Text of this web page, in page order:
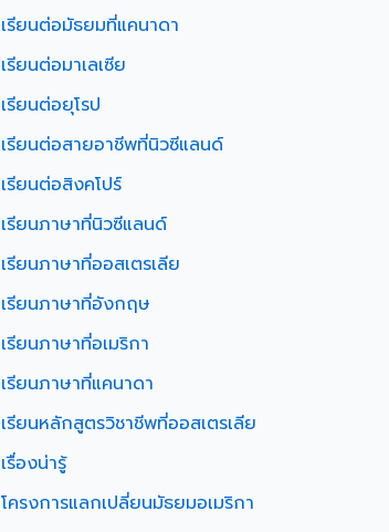
เรียนต่อมัธยมที่แคนาดา
เรียนต่อมาเลเซีย
เรียนต่อยุโรป
เรียนต่อสายอาชีพที่นิวซีแลนด์
เรียนต่อสิงคโปร์
เรียนภาษาที่นิวซีแลนด์
เรียนภาษาที่ออสเตรเลีย
เรียนภาษาที่อังกฤษ
เรียนภาษาที่อเมริกา
เรียนภาษาที่แคนาดา
เรียนหลักสูตรวิชาชีพที่ออสเตรเลีย
เรื่องน่ารู้
โครงการแลกเปลี่ยนมัธยมอเมริกา